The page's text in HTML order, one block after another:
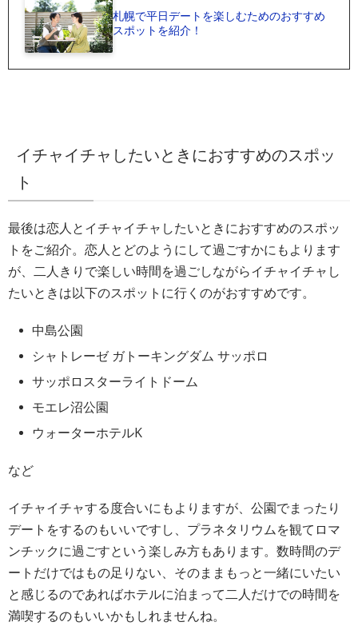
札幌で平日デートを楽しむためのおすすめ
スポットを紹介！
イチャイチャしたいときにおすすめのスポッ
ト
最後は恋人とイチャイチャしたいときにおすすめのスポッ
トをご紹介。恋人とどのようにして過ごすかにもよります
が、二人きりで楽しい時間を過ごしながらイチャイチャし
たいときは以下のスポットに行くのがおすすめです。
中島公園
シャトレーゼ ガトーキングダム サッポロ
サッポロスターライトドーム
モエレ沼公園
ウォーターホテルK
など
イチャイチャする度合いにもよりますが、公園でまったり
デートをするのもいいですし、プラネタリウムを観てロマ
ンチックに過ごすという楽しみ方もあります。数時間のデ
ートだけではもの足りない、そのままもっと一緒にいたい
と感じるのであればホテルに泊まって二人だけでの時間を
満喫するのもいいかもしれませんね。